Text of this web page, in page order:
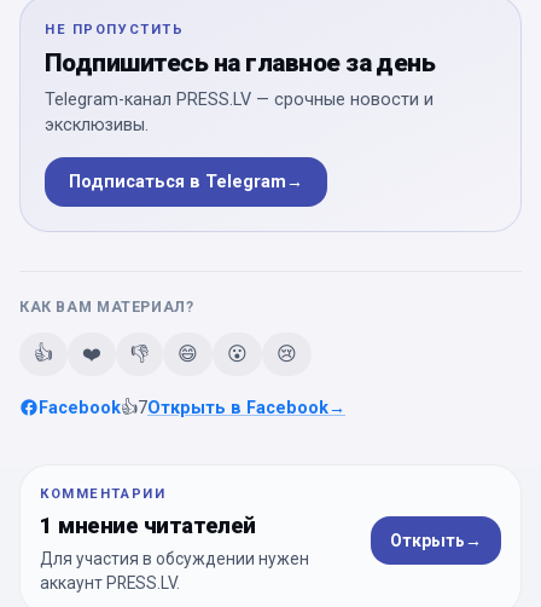
НЕ ПРОПУСТИТЬ
Подпишитесь на главное за день
Telegram-канал PRESS.LV — срочные новости и
эксклюзивы.
Подписаться в Telegram→
КАК ВАМ МАТЕРИАЛ?
👍 ❤️ 👎 😄 😮 😢
Facebook👍7Открыть в Facebook→
КОММЕНТАРИИ
1 мнение читателей
Для участия в обсуждении нужен
аккаунт PRESS.LV.
Открыть→